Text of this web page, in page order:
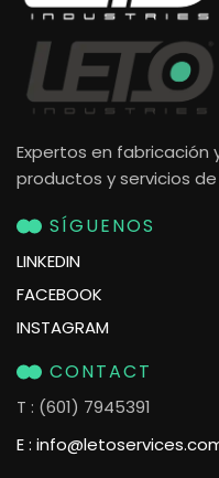
Expertos en fabricación
productos y servicios
SÍGUENOS
LINKEDIN
FACEBOOK
INSTAGRAM
CONTACT
T : (601) 7945391
E: